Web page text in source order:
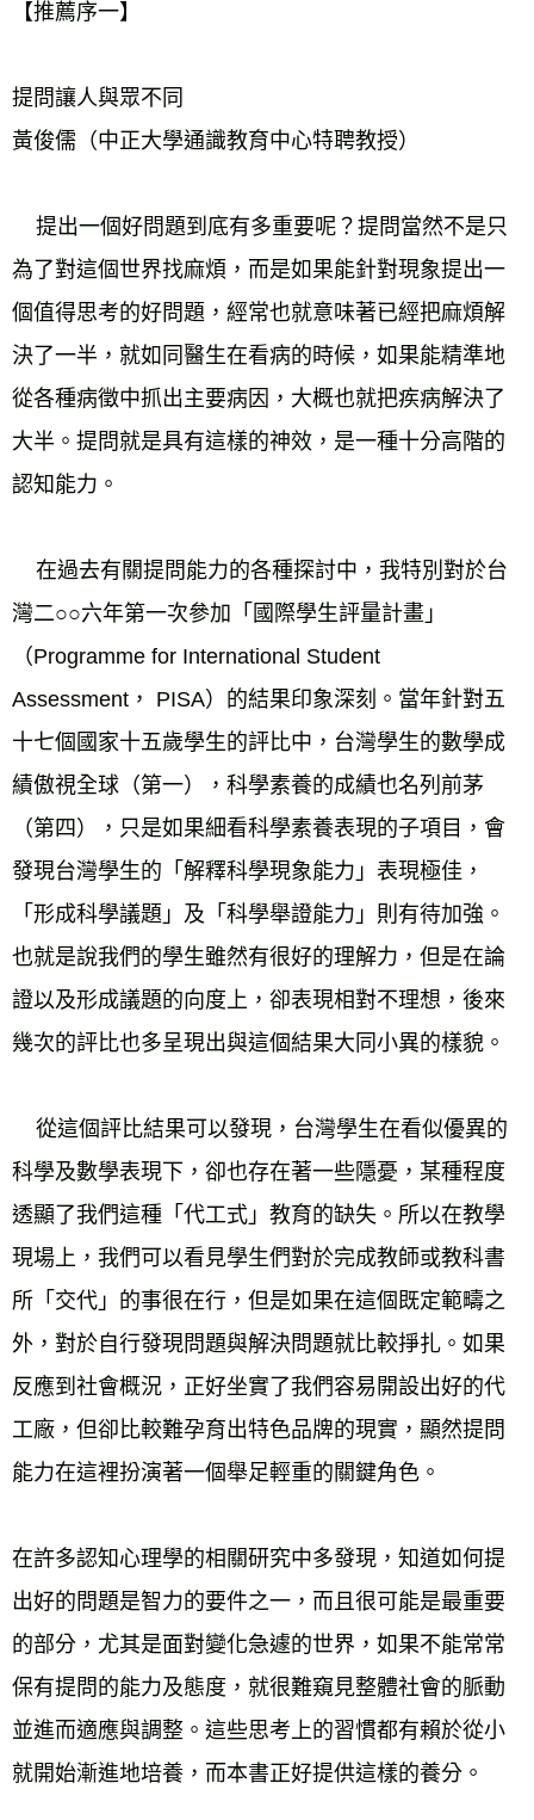
【推薦序一】
提問讓人與眾不同
黃俊儒（中正大學通識教育中心特聘教授）
為了對這個世界找麻煩，而是如果能針對現象提出一
個值得思考的好問題，經常也就意味著已經把麻煩解
決了一半，就如同醫生在看病的時候，如果能精準地
從各種病徵中抓出主要病因，大概也就把疾病解決了
大半。提問就是具有這樣的神效，是一種十分高階的
認知能力。
灣二○○六年第一次參加「國際學生評量計畫」
（Programme for International Student
Assessment， PISA）的結果印象深刻。當年針對五
十七個國家十五歲學生的評比中，台灣學生的數學成
績傲視全球（第一），科學素養的成績也名列前茅
（第四），只是如果細看科學素養表現的子項目，會
發現台灣學生的「解釋科學現象能力」表現極佳，
「形成科學議題」及「科學舉證能力」則有待加強。
也就是說我們的學生雖然有很好的理解力，但是在論
證以及形成議題的向度上，卻表現相對不理想，後來
幾次的評比也多呈現出與這個結果大同小異的樣貌。
科學及數學表現下，卻也存在著一些隱憂，某種程度
透顯了我們這種「代工式」教育的缺失。所以在教學
現場上，我們可以看見學生們對於完成教師或教科書
所「交代」的事很在行，但是如果在這個既定範疇之
外，對於自行發現問題與解決問題就比較掙扎。如果
反應到社會概況，正好坐實了我們容易開設出好的代
工廠，但卻比較難孕育出特色品牌的現實，顯然提問
能力在這裡扮演著一個舉足輕重的關鍵角色。
在許多認知心理學的相關研究中多發現，知道如何提
出好的問題是智力的要件之一，而且很可能是最重要
的部分，尤其是面對變化急遽的世界，如果不能常常
保有提問的能力及態度，就很難窺見整體社會的脈動
並進而適應與調整。這些思考上的習慣都有賴於從小
就開始漸進地培養，而本書正好提供這樣的養分。